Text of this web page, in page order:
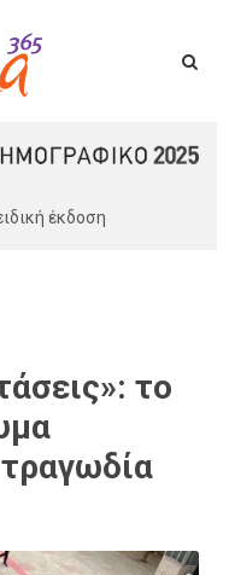
έκδοση
το